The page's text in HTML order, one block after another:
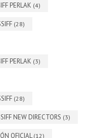
PERLAK (4)
(28)
PERLAK (3)
(28)
NEW DIRECTORS (3)
OFICIAL(12)